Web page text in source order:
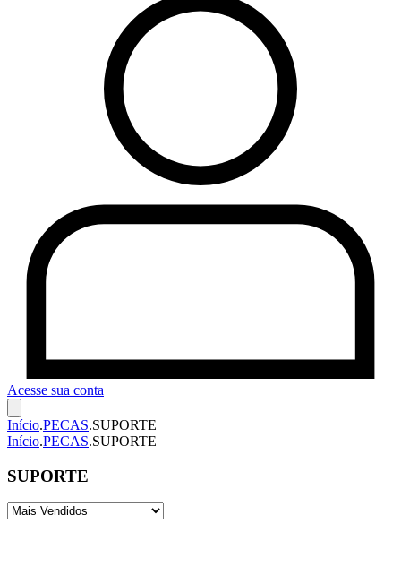
Acesse sua conta
Início.PECAS.SUPORTE
Início.PECAS.SUPORTE
SUPORTE